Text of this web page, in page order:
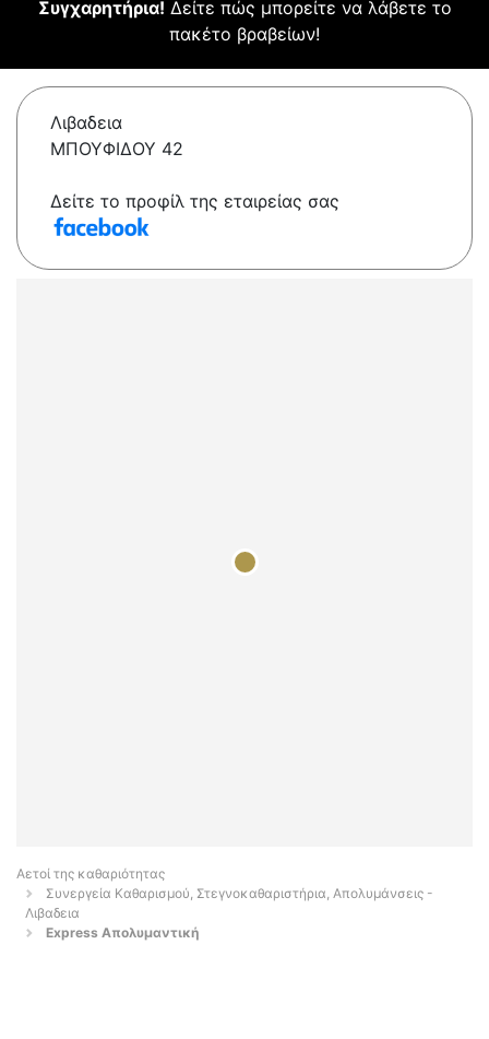
Συγχαρητήρια! Δείτε πώς μπορείτε να λάβετε το
πακέτο βραβείων!
Λιβαδεια
ΜΠΟΥΦΙΔΟΥ 42
Δείτε το προφίλ της εταιρείας σας
Αετοί της καθαριότητας
Συνεργεία Καθαρισμού, Στεγνοκαθαριστήρια, Απολυμάνσεις -
Λιβαδεια
Express Απολυμαντική